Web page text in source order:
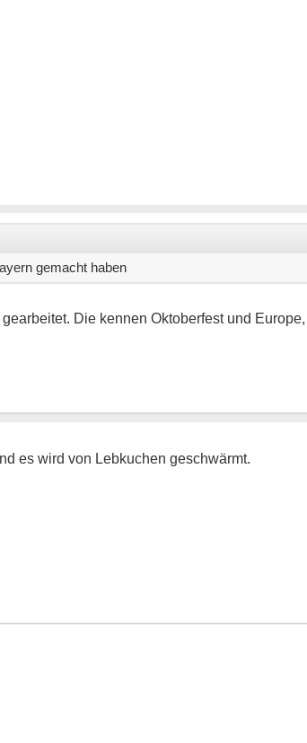
gemacht haben
Die kennen Oktoberfest und
es wird von Lebkuchen geschwärmt.